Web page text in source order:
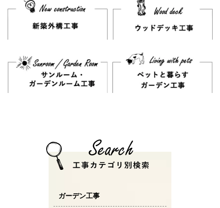
ガーデン工事